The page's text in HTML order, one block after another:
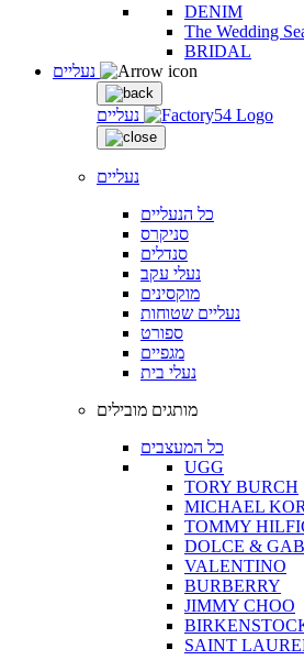
DENIM
The Wedding
BRIDAL
נעליים
נעליים
כל הנעליים
סניקרס
סנדלים
נעלי עקב
מוקסינים
נעליים שטוחות
ספורט
מגפיים
נעלי בית
מותגים מובילים
כל המעצבים
UGG
TORY BURCH
MICHAEL
TOMMY
DOLCE &
VALENTINO
BURBERRY
JIMMY CHOO
SAINT